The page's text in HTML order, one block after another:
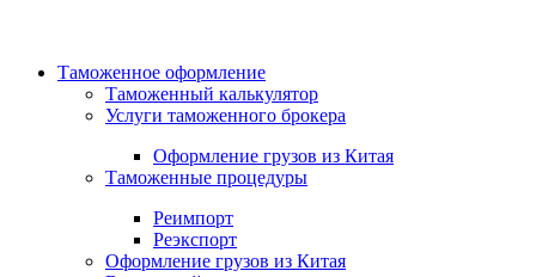
Таможенное оформление
Таможенный калькулятор
Услуги таможенного брокера
Оформление грузов из Китая
Таможенные процедуры
Реимпорт
Реэкспорт
Оформление грузов из Китая